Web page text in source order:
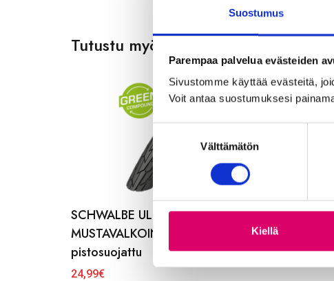
Suostumus
Parempaa palvelua evästeiden
Sivustomme käyttää evästeitä,
Voit antaa suostumuksesi
u
o
m
k
Välttämätön
Kiellä
Tutustu myös
SCHWALBE ULKORENGAS 47-622
MUSTAVALKOINEN ROAD CRUISER
pistosuojattu
24,99€